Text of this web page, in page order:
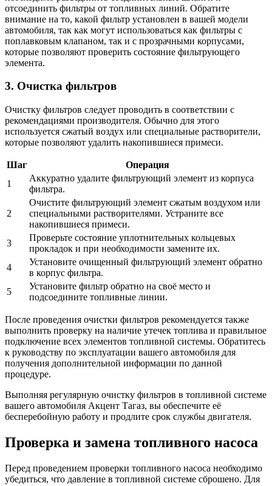
отсоединить фильтры от топливных линий. Обратите
внимание на то, какой фильтр установлен в вашей модели
автомобиля, так как могут использоваться как фильтры с
поплавковым клапаном, так и с прозрачными корпусами,
которые позволяют проверить состояние фильтрующего
элемента.
3. Очистка фильтров
Очистку фильтров следует проводить в соответствии с
рекомендациями производителя. Обычно для этого
используется сжатый воздух или специальные растворители,
которые позволяют удалить накопившиеся примеси.
Шаг
Операция
1
Аккуратно удалите фильтрующий элемент из корпуса
фильтра.
2
Очистите фильтрующий элемент сжатым воздухом или
специальными растворителями. Устраните все
накопившиеся примеси.
3
Проверьте состояние уплотнительных кольцевых
прокладок и при необходимости замените их.
4
Установите очищенный фильтрующий элемент обратно
в корпус фильтра.
5
Установите фильтр обратно на своё место и
подсоедините топливные линии.
После проведения очистки фильтров рекомендуется также
выполнить проверку на наличие утечек топлива и правильное
подключение всех элементов топливной системы. Обратитесь
к руководству по эксплуатации вашего автомобиля для
получения дополнительной информации по данной
процедуре.
Выполняя регулярную очистку фильтров в топливной системе
вашего автомобиля Акцент Тагаз, вы обеспечите её
бесперебойную работу и продлите срок службы двигателя.
Проверка и замена топливного насоса
Перед проведением проверки топливного насоса необходимо
убедиться, что давление в топливной системе сброшено. Для